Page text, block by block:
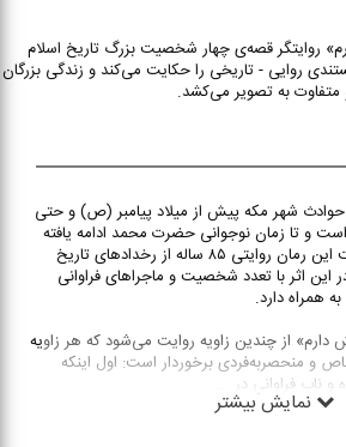
روایتگر قصه‌ی چهار شخصیت بزرگ تاریخ اسلام
روایی - تاریخی را حکایت می‌کند و زندگی بزرگان
و متفاوت به تصویر می‌کشد.